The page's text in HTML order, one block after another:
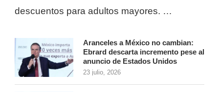
descuentos para adultos mayores. …
Aranceles a México no cambian:
Ebrard descarta incremento pese al
anuncio de Estados Unidos
23 julio, 2026